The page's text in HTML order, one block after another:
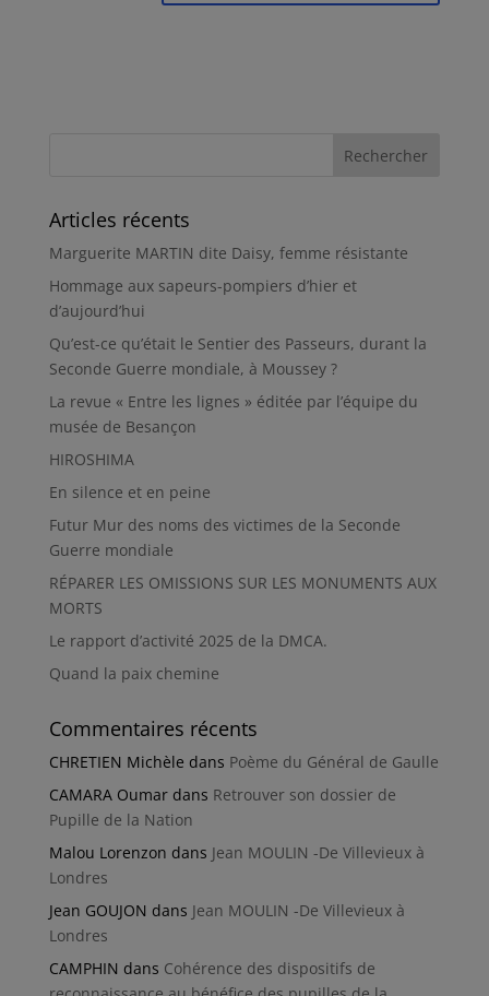
Articles récents
Marguerite MARTIN dite Daisy, femme résistante
Hommage aux sapeurs-pompiers d’hier et
d’aujourd’hui
Qu’est-ce qu’était le Sentier des Passeurs, durant la
Seconde Guerre mondiale, à Moussey ?
La revue « Entre les lignes » éditée par l’équipe du
musée de Besançon
HIROSHIMA
En silence et en peine
Futur Mur des noms des victimes de la Seconde
Guerre mondiale
RÉPARER LES OMISSIONS SUR LES MONUMENTS AUX
MORTS
Le rapport d’activité 2025 de la DMCA.
Quand la paix chemine
Commentaires récents
CHRETIEN Michèle dans Poème du Général de Gaulle
CAMARA Oumardans Retrouver son dossier de
Pupille de la Nation
Malou Lorenzon dans Jean MOULIN -De Villevieux à
Londres
Jean GOUJON dans Jean MOULIN -De Villevieux à
Londres
CAMPHIN dans Cohérence des dispositifs de